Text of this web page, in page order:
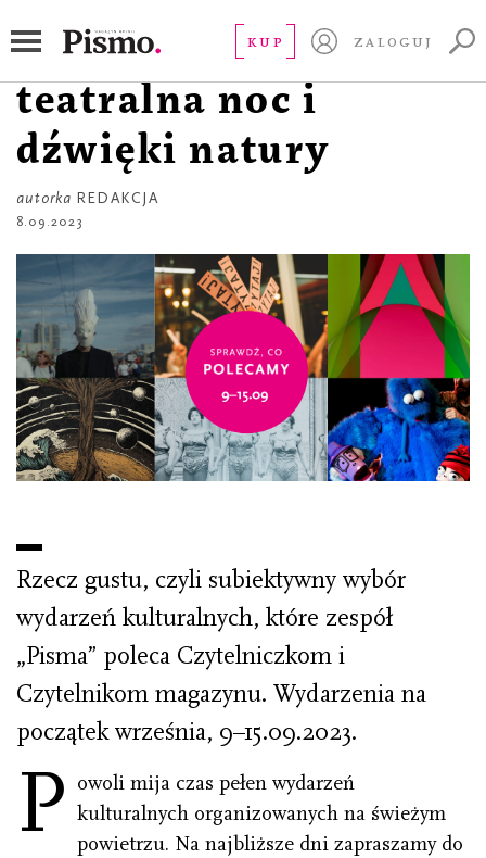
KUP ZALOGUJ
Kino kobiet,
teatralna noc i
dźwięki natury
autorka REDAKCJA
8.09.2023
Rzecz gustu, czyli subiektywny wybór
wydarzeń kulturalnych, które zespół
„Pisma” poleca Czytelniczkom i
Czytelnikom magazynu. Wydarzenia na
początek września, 9–15.09.2023.
P owoli mija czas pełen wydarzeń
kulturalnych organizowanych na świeżym
powietrzu. Na najbliższe dni zapraszamy do